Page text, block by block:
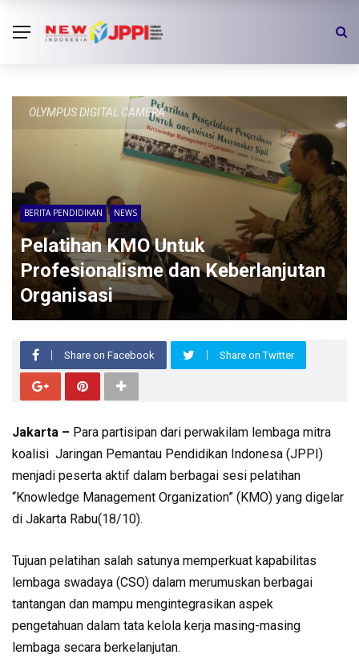
OLYMPUS DIGITAL CAMERA
BERITA PENDIDIKAN NEWS
Pelatihan KMO Untuk
Profesionalisme dan Keberlanjutan
Organisasi
Share on Facebook Share on Twitter
Jakarta – Para partisipan dari perwakilam lembaga mitra
koalisi Jaringan Pemantau Pendidikan Indonesa (JPPI)
menjadi peserta aktif dalam berbagai sesi pelatihan
“Knowledge Management Organization” (KMO) yang digelar
di Jakarta Rabu(18/10).
Tujuan pelatihan salah satunya memperkuat kapabilitas
lembaga swadaya (CSO) dalam merumuskan berbagai
tantangan dan mampu mengintegrasikan aspek
pengetahuan dalam tata kelola kerja masing-masing
lembaga secara berkelanjutan.